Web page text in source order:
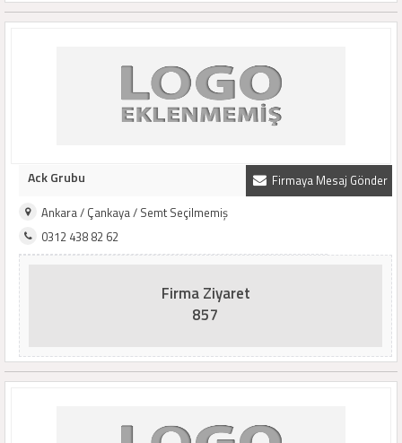
Firmaya Mesaj Gönder
Ack Grubu
Ankara / Çankaya / Semt Seçilmemiş
0312 438 82 62
Firma Ziyaret
857